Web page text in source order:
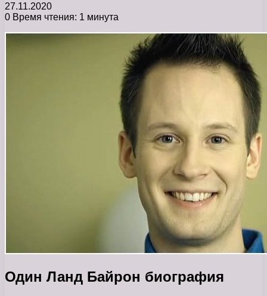
27.11.2020
0 Время чтения: 1 минута
Один Ланд Байрон биография